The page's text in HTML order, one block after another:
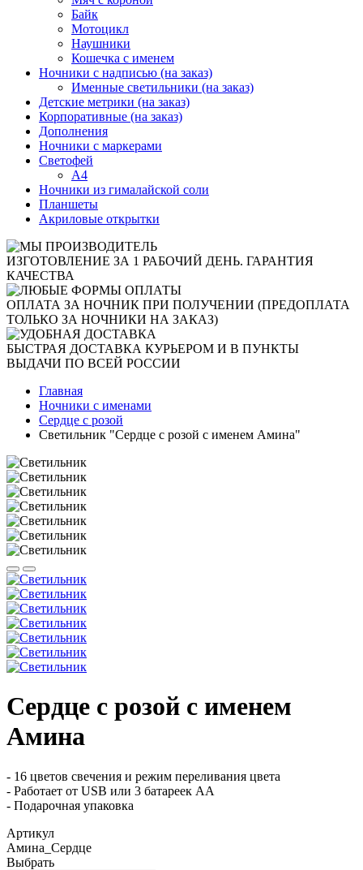
Байк
Мотоцикл
Наушники
Кошечка с именем
Ночники с надписью (на заказ)
Именные светильники (на заказ)
Детские метрики (на заказ)
Корпоративные (на заказ)
Дополнения
Ночники с маркерами
Светофей
А4
Ночники из гималайской соли
Планшеты
Акриловые открытки
ИЗГОТОВЛЕНИЕ ЗА 1 РАБОЧИЙ ДЕНЬ. ГАРАНТИЯ
КАЧЕСТВА
ОПЛАТА ЗА НОЧНИК ПРИ ПОЛУЧЕНИИ (ПРЕДОПЛАТА
ТОЛЬКО ЗА НОЧНИКИ НА ЗАКАЗ)
БЫСТРАЯ ДОСТАВКА КУРЬЕРОМ И В ПУНКТЫ
ВЫДАЧИ ПО ВСЕЙ РОССИИ
Главная
Ночники с именами
Сердце с розой
Светильник "Сердце с розой с именем Амина"
Сердце с розой с именем
Амина
- 16 цветов свечения и режим переливания цвета
- Работает от USB или 3 батареек АА
- Подарочная упаковка
Артикул
Амина_Сердце
Выбрать